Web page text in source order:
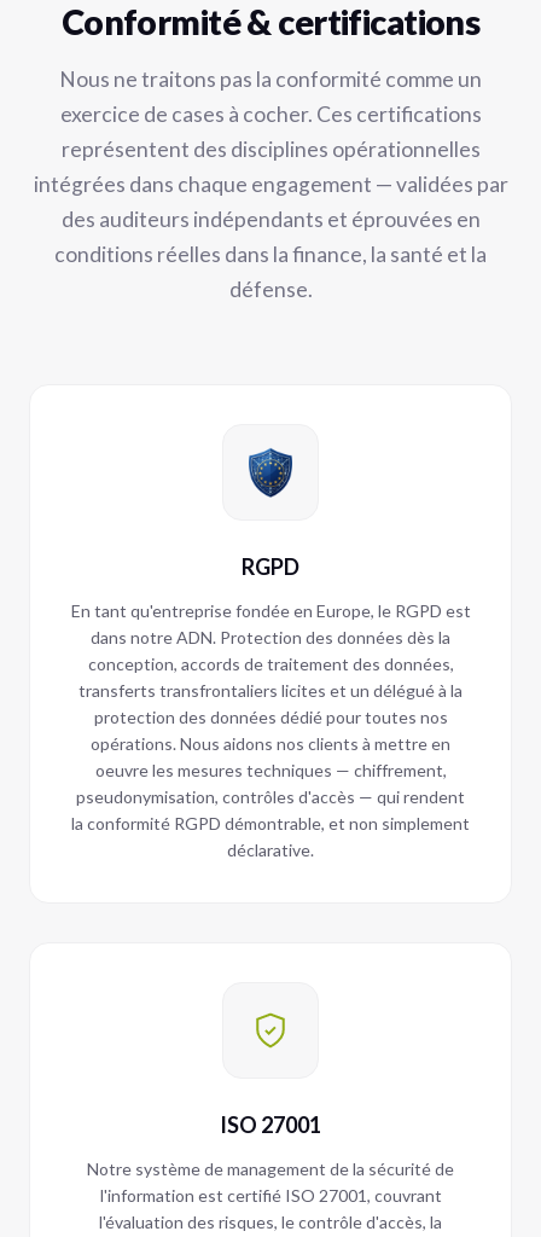
Conformité & certifications
Nous ne traitons pas la conformité comme un
exercice de cases à cocher. Ces certifications
représentent des disciplines opérationnelles
intégrées dans chaque engagement — validées par
des auditeurs indépendants et éprouvées en
conditions réelles dans la finance, la santé et la
défense.
RGPD
En tant qu'entreprise fondée en Europe, le RGPD est
dans notre ADN. Protection des données dès la
conception, accords de traitement des données,
transferts transfrontaliers licites et un délégué à la
protection des données dédié pour toutes nos
opérations. Nous aidons nos clients à mettre en
oeuvre les mesures techniques — chiffrement,
pseudonymisation, contrôles d'accès — qui rendent
la conformité RGPD démontrable, et non simplement
déclarative.
ISO 27001
Notre système de management de la sécurité de
l'information est certifié ISO 27001, couvrant
l'évaluation des risques, le contrôle d'accès, la